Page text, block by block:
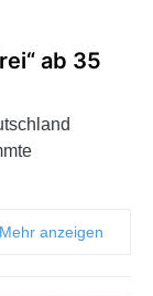
ab 35
Mehr anzeigen